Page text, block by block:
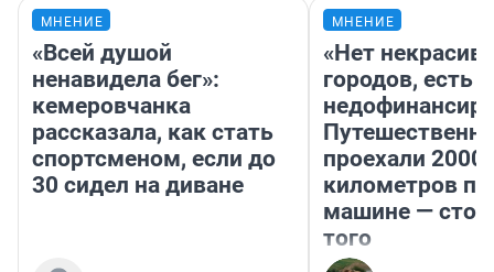
МНЕНИЕ
«Всей душой
ненавидела бег»:
кемеровчанка
рассказала, как стать
спортсменом, если до
30 сидел на диване
МНЕНИЕ
«Нет
городов, есть
проехали 2000
километров по
машине —
того